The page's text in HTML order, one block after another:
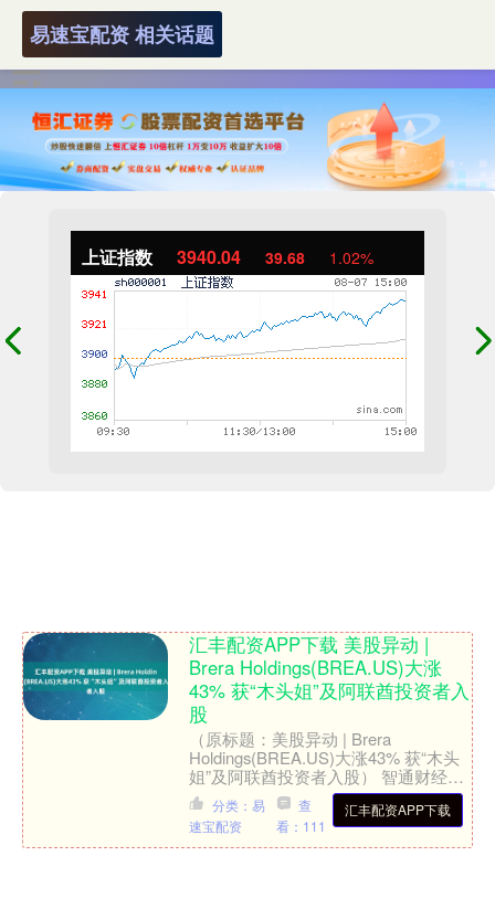
上证指数 3940.04 39.68 1.02%
易速宝配资 相关话题
汇丰配资APP下载 美股异动 |
Brera Holdings(BREA.US)大涨
43% 获“木头姐”及阿联酋投资者入
股
（原标题：美股异动 | Brera
Holdings(BREA.US)大涨43% 获“木头
姐”及阿联酋投资者入股） 智通财经
APP获悉，继昨日股价暴涨225%之....
汇丰配资APP下载
分类：易
速宝配资
查
看：111